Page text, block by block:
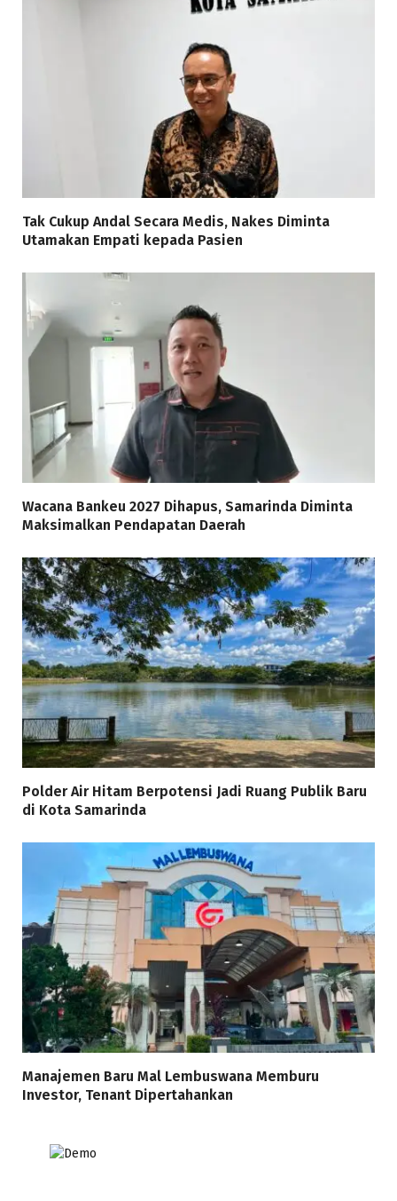
Tak Cukup Andal Secara Medis, Nakes Diminta
Utamakan Empati kepada Pasien
Wacana Bankeu 2027 Dihapus, Samarinda Diminta
Maksimalkan Pendapatan Daerah
Polder Air Hitam Berpotensi Jadi Ruang Publik Baru
di Kota Samarinda
Manajemen Baru Mal Lembuswana Memburu
Investor, Tenant Dipertahankan